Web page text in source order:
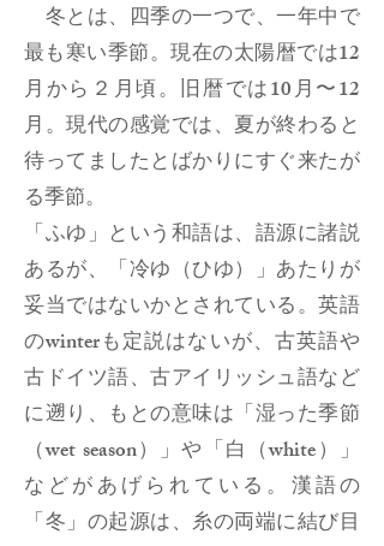
冬とは、四季の一つで、一年中で
最も寒い季節。現在の太陽暦では12
月から２月頃。旧暦では10月〜12
月。現代の感覚では、夏が終わると
待ってましたとばかりにすぐ来たが
る季節。
「ふゆ」という和語は、語源に諸説
あるが、「冷ゆ（ひゆ）」あたりが
妥当ではないかとされている。英語
のwinterも定説はないが、古英語や
古ドイツ語、古アイリッシュ語など
に遡り、もとの意味は「湿った季節
（wet season）」や「白（white）」
などがあげられている。漢語の
「冬」の起源は、糸の両端に結び目